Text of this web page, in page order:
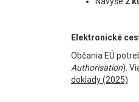
Elektronické
Občania EÚ
Authorisation).
doklady (2025)